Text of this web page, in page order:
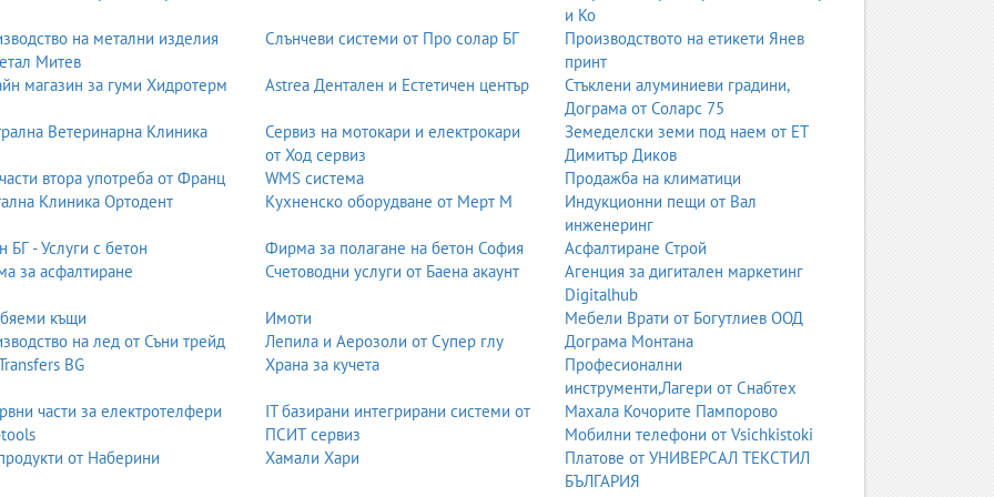
и Ко
на метални изделия
Митев
Слънчеви системи от Про солар БГ
Производството на етикети Янев
принт
магазин за гуми Хидротерм
Astrea Дентален и Естетичен център
Стъклени алуминиеви градини,
Дограма от Соларс 75
Ветеринарна Клиника
Сервиз на мотокари и електрокари
от Ход сервиз
Земеделски земи под наем от ЕТ
Димитър Диков
втора употреба от Франц
WMS система
Продажба на климатици
Клиника Ортодент
Кухненско оборудване от Мерт М
Индукционни пещи от Вал
инженеринг
БГ - Услуги с бетон
Фирма за полагане на бетон София
Асфалтиране Строй
за асфалтиране
Счетоводни услуги от Баена акаунт
Агенция за дигитален маркетинг
Digitalhub
къщи
Имоти
Мебели Врати от Богутлиев ООД
на лед от Съни трейд
Лепила и Аерозоли от Супер глу
Дограма Монтана
BG
Храна за кучета
Професионални
инструменти,Лагери от Снабтех
части за електротелфери
IT базирани интегрирани системи от
ПСИТ сервиз
Махала Кочорите Пампорово
Мобилни телефони от Vsichkistoki
от Наберини
Хамали Хари
Платове от УНИВЕРСАЛ ТЕКСТИЛ
БЪЛГАРИЯ